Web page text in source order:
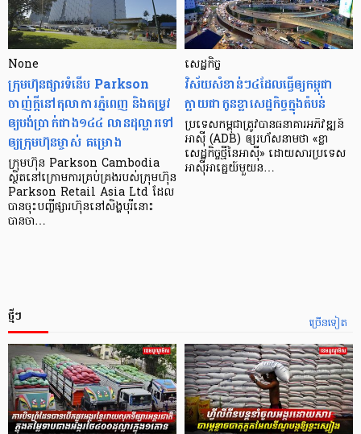
None
ក្រុមហ៊ុនផ្សារទំនើប Parkson
ចាញ់ក្ដីនៅតុលាការភ្នំពេញ និងតម្រូវ
ឲ្យបង់ប្រាក់ជាង១៤៤ លានដុល្លារទៅ
ឲ្យក្រុមហ៊ុនម្ចាស់ គម្រោង
ក្រុមហ៊ុន Parkson Cambodia
ស្ថិតនៅក្រោមការគ្រប់គ្រងរបស់ក្រុមហ៊ុន
Parkson Retail Asia Ltd ដែល
បានចុះបញ្ចីផ្សារហ៊ុននៅសិង្ហបុរីនោះ
បានចា…
សេដ្ឋកិច្ច​
វិស័យ​សំខាន់ៗ​៤​ដែល​ធ្វើ​ឲ្យ​កម្ពុជា​
ក្លាយ​ជា​កូន​ខ្លា​សេដ្ឋកិច្ច​ក្នុង​តំបន់
ប្រទេស​កម្ពុជា​ត្រូវ​បាន​ធនាគារ​អភិវឌ្ឍន៍​
អាស៊ី (ADB) ឲ្យ​រហ័ស​នាមថា «ខ្លា​
សេដ្ឋកិច្ច​ថ្មី​នៃ​អាស៊ី» ដោយសារ​ប្រទេស​
អាស៊ី​អាគ្នេយ៍​មួយ​ន…
ច្រើនទៀត
ថ្មីៗ